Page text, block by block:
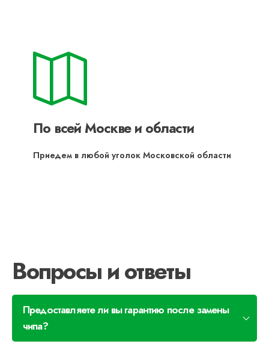
По всей Москве и области
Приедем в любой уголок Московской области
Вопросы и ответы
Предоставляете ли вы гарантию после замены
чипа?